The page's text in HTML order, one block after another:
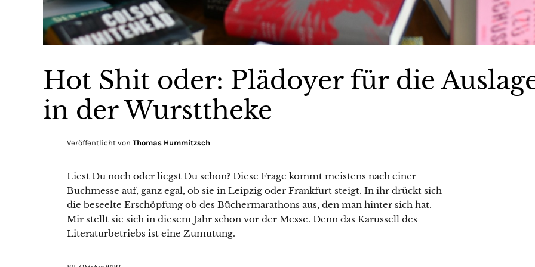
Hot Shit oder: Plädoyer für die
in der Wursttheke
Veröffentlicht von Thomas Hummitzsch
Liest Du noch oder liegst Du schon? Diese Frage kommt meistens nach einer
Buchmesse auf, ganz egal, ob sie in Leipzig oder Frankfurt steigt. In ihr drückt sich
die beseelte Erschöpfung ob des Büchermarathons aus, den man hinter sich hat.
Mir stellt sie sich in diesem Jahr schon vor der Messe. Denn das Karussell des
Literaturbetriebs ist eine Zumutung.